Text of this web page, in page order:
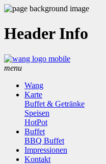
Header Info
menu
Wang
Karte
Buffet & Getränke
Speisen
HotPot
Buffet
BBQ Buffet
Impressionen
Kontakt